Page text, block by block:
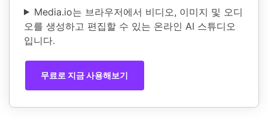
Media.io는 브라우저에서 비디오, 이미지 및 오디
오를 생성하고 편집할 수 있는 온라인 AI 스튜디오
입니다.
무료로 지금 사용해보기